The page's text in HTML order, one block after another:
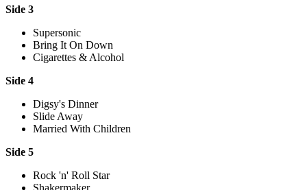
Side 3
Supersonic
Bring It On Down
Cigarettes & Alcohol
Side 4
Digsy's Dinner
Slide Away
Married With Children
Side 5
Rock 'n' Roll Star
Shakermaker